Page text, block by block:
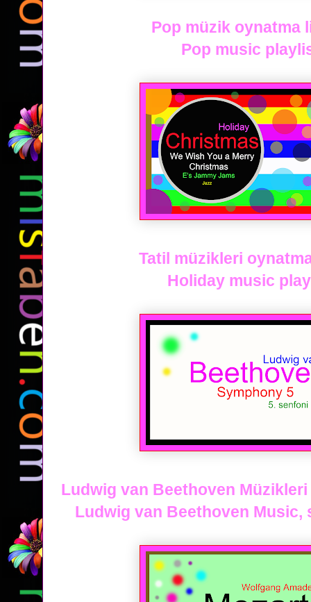
Pop müzik oynatma
Pop music
Tatil müzikleri
Holiday music
Ludwig van Beethoven
Ludwig van Beethoven Music,